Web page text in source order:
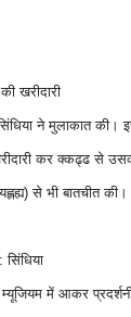
खरीदारी
ने मुलाकात की।
कर क्कढ्ढ से
यह्लह्य) से भी बातचीत की।
सिंधिया
में आकर